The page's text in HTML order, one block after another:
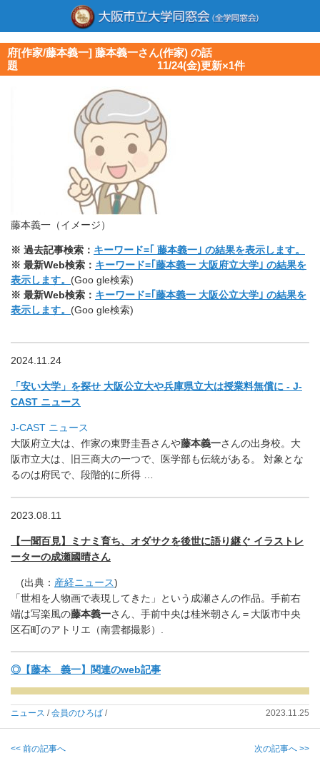
府[作家/藤本義一] 藤本義一さん(作家) の話
題 11/24(金)更新×1件
藤本義一（イメージ）
※ 過去記事検索： キーワード=｢ 藤本義一｣ の結果を表示します。
※ 最新Web検索： キーワード=｢藤本義一 大阪府立大学｣ の結果を
表示します。 (Goo gle検索)
※ 最新Web検索： キーワード=｢藤本義一 大阪公立大学｣ の結果を
表示します。 (Goo gle検索)
2024.11.24
「安い大学」を探せ 大阪公立大や兵庫県立大は授業料無償に - J-
CAST ニュース
J-CAST ニュース
大阪府立大は、作家の東野圭吾さんや藤本義一さんの出身校。 大
阪市立大は、旧三商大の一つで、医学部も伝統がある。 対象とな
るのは府民で、段階的に所得 …
2023.08.11
【一聞百見】ミナミ育ち、オダサクを後世に語り継ぐ イラストレ
ーターの成瀬國晴さん
(出典： 産経ニュース)
「世相を人物画で表現してきた」という成瀬さんの作品。 手前右
端は写楽風の藤本義一さん、手前中央は桂米朝さん＝ 大阪市中央
区石町のアトリエ（南雲都撮影）.
◎【藤本 義一】関連のweb記事
ニュース /会員のひろば / 2023.11.25
<< 前の記事へ 次の記事へ >>